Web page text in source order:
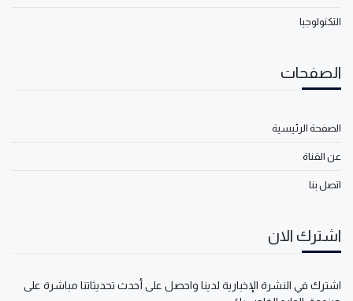
التكنولوجيا
الصفحات
الصفحة الرئيسية
عن القناة
اتصل بنا
اشترك الان
اشترك في النشرة الإخبارية لدينا واحصل على أحدث تحديثاتنا مباشرة على